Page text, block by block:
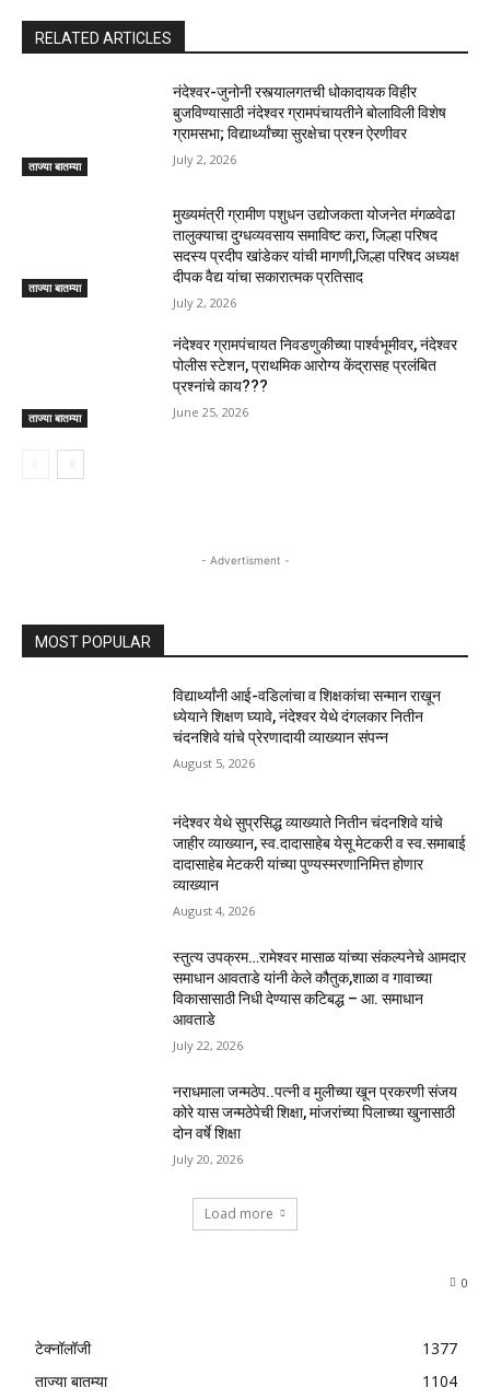
RELATED ARTICLES
ताज्या बातम्या
नंदेश्वर-जुनोनी रस्त्यालगतची धोकादायक विहीर
बुजविण्यासाठी नंदेश्वर ग्रामपंचायतीने बोलाविली विशेष
ग्रामसभा; विद्यार्थ्यांच्या सुरक्षेचा प्रश्न ऐरणीवर
July 2, 2026
ताज्या बातम्या
मुख्यमंत्री ग्रामीण पशुधन उद्योजकता योजनेत मंगळवेढा
तालुक्याचा दुग्धव्यवसाय समाविष्ट करा, जिल्हा परिषद
सदस्य प्रदीप खांडेकर यांची मागणी,जिल्हा परिषद अध्यक्ष
दीपक वैद्य यांचा सकारात्मक प्रतिसाद
July 2, 2026
ताज्या बातम्या
नंदेश्वर ग्रामपंचायत निवडणुकीच्या पार्श्वभूमीवर, नंदेश्वर
पोलीस स्टेशन, प्राथमिक आरोग्य केंद्रासह प्रलंबित
प्रश्नांचे काय???
June 25, 2026
- Advertisment -
MOST POPULAR
विद्यार्थ्यांनी आई-वडिलांचा व शिक्षकांचा सन्मान राखून
ध्येयाने शिक्षण घ्यावे, नंदेश्वर येथे दंगलकार नितीन
चंदनशिवे यांचे प्रेरणादायी व्याख्यान संपन्न
August 5, 2026
नंदेश्वर येथे सुप्रसिद्ध व्याख्याते नितीन चंदनशिवे यांचे
जाहीर व्याख्यान, स्व.दादासाहेब येसू मेटकरी व स्व.समाबाई
दादासाहेब मेटकरी यांच्या पुण्यस्मरणानिमित्त होणार
व्याख्यान
August 4, 2026
स्तुत्य उपक्रम…रामेश्वर मासाळ यांच्या संकल्पनेचे आमदार
समाधान आवताडे यांनी केले कौतुक,शाळा व गावाच्या
विकासासाठी निधी देण्यास कटिबद्ध – आ. समाधान
आवताडे
July 22, 2026
नराधमाला जन्मठेप..पत्नी व मुलीच्या खून प्रकरणी संजय
कोरे यास जन्मठेपेची शिक्षा, मांजरांच्या पिलाच्या खुनासाठी
दोन वर्षे शिक्षा
July 20, 2026
Load more
0
टेक्नॉलॉजी
1377
ताज्या बातम्या
1104